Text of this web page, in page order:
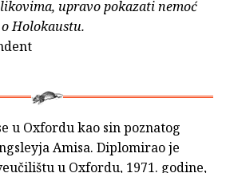
upravo pokazati nemoć
Holokaustu.
u Oxfordu kao sin poznatog
Amisa. Diplomirao je
u Oxfordu, 1971. godine,